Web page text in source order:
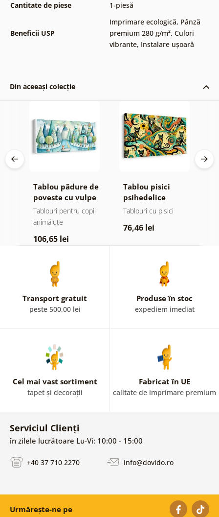
Cantitate de piese
1-piesă
Beneficii USP
Imprimare ecologică, Pânză
premium 280 g/m², Culori
vibrante, Instalare ușoară
Din aceeași colecție
Tablou pădure de
poveste cu vulpe
și bufnițe
Tablouri pentru copii
animăluțe
106,65 lei
Tablou pisici
psihedelice
Tablouri cu pisici
76,46 lei
Transport gratuit
peste 500,00 lei
Produse în stoc
expediem imediat
Cel mai vast sortiment
tapet și decorații
Fabricat în UE
calitate de imprimare premium
Serviciul Clienți
în zilele lucrătoare Lu-Vi: 10:00 - 15:00
+40 37 710 2270 info@dovido.ro
Urmărește-ne pe